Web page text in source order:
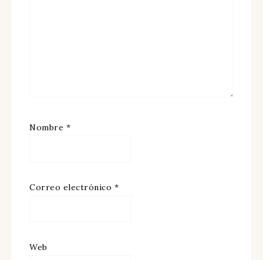
Nombre *
Correo electrónico *
Web